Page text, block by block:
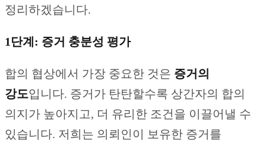
정리하겠습니다.
1단계: 증거 충분성 평가
합의 협상에서 가장 중요한 것은 증거의
강도입니다. 증거가 탄탄할수록 상간자의 합의
의지가 높아지고, 더 유리한 조건을 이끌어낼 수
있습니다. 저희는 의뢰인이 보유한 증거를